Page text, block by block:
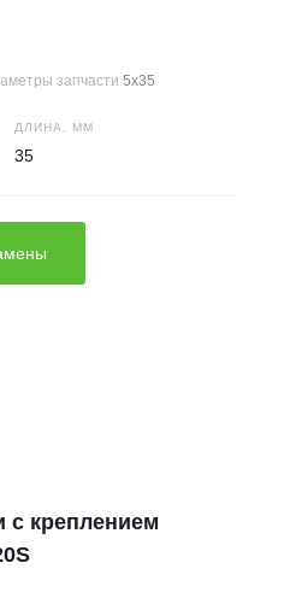
запчасти 5x35
ДЛИНА, ММ
35
с креплением